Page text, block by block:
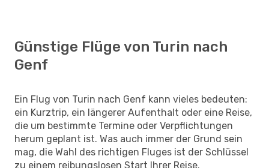
Günstige Flüge von Turin nach
Genf
Ein Flug von Turin nach Genf kann vieles bedeuten:
ein Kurztrip, ein längerer Aufenthalt oder eine Reise,
die um bestimmte Termine oder Verpflichtungen
herum geplant ist. Was auch immer der Grund sein
mag, die Wahl des richtigen Fluges ist der Schlüssel
zu einem reibungslosen Start Ihrer Reise.